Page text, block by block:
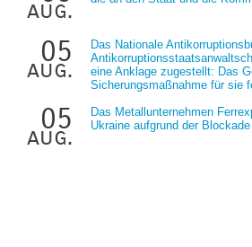
aug.
05
aug.
Das Nationale
eine Anklage zugestellt: Das
Sicherungsmaßnahme für sie
05
aug.
Das Metallunternehmen
Ukraine aufgrund der